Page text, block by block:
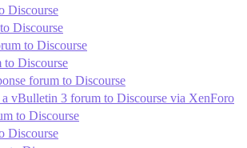
Discourse
Discourse
to Discourse
to Discourse
forum to Discourse
vBulletin 3 forum to Discourse via XenForo
to Discourse
Discourse